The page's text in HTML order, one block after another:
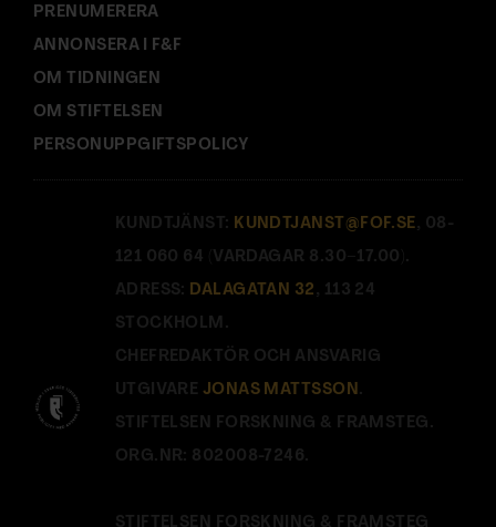
PRENUMERERA
ANNONSERA I F&F
OM TIDNINGEN
OM STIFTELSEN
PERSONUPPGIFTSPOLICY
KUNDTJÄNST: KUNDTJANST@FOF.SE , 08-
121 060 64 (VARDAGAR 8.30–17.00).
ADRESS: DALAGATAN 32 , 113 24
STOCKHOLM.
CHEFREDAKTÖR OCH ANSVARIG
UTGIVARE JONAS MATTSSON .
STIFTELSEN FORSKNING & FRAMSTEG.
ORG.NR: 802008-7246.
STIFTELSEN FORSKNING & FRAMSTEG